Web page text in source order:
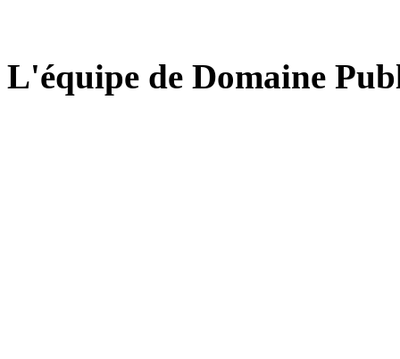
L'équipe de Domaine